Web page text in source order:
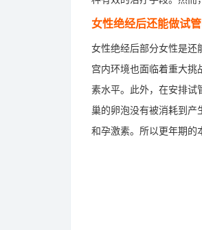
女性绝经后还能做试管
女性绝经后部分女性是还
宫内环境也面临着重大挑
素水平。此外，在安排试
巢的卵泡没有被消耗到产
和孕激素。所以更年期的